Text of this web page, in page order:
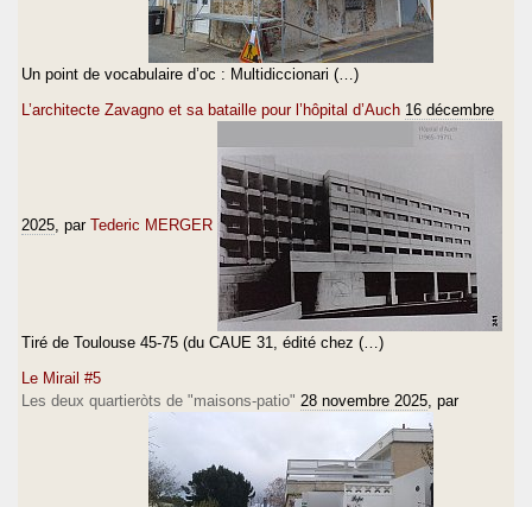
Un point de vocabulaire d’oc : Multidiccionari (…)
L’architecte Zavagno et sa bataille pour l’hôpital d’Auch 16 décembre
2025 , par Tederic MERGER
Tiré de Toulouse 45-75 (du CAUE 31, édité chez (…)
Le Mirail #5
Les deux quartieròts de "maisons-patio" 28 novembre 2025 , par